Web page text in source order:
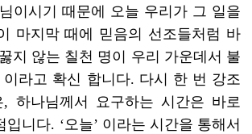
이시기 때문에 오늘 우리가 그 일을
마지막 때에 믿음의 선조들처럼 바
지 않는 칠천 명이 우리 가운데서 불
라고 확신 합니다. 다시 한 번 강조
하나님께서 요구하는 시간은 바로
입니다. ‘오늘’ 이라는 시간을 통해서